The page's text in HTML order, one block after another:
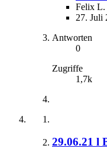
Felix L.
27. Juli
Antworten
0
Zugriffe
1,7k
29.06.21 l